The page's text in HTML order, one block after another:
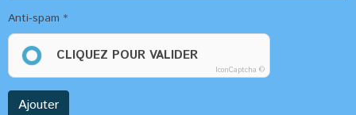
Anti-spam
CLIQUEZ POUR VALIDER
IconCaptcha ©
Ajouter